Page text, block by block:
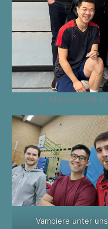
3. Mannschaft
Vampiere unter uns